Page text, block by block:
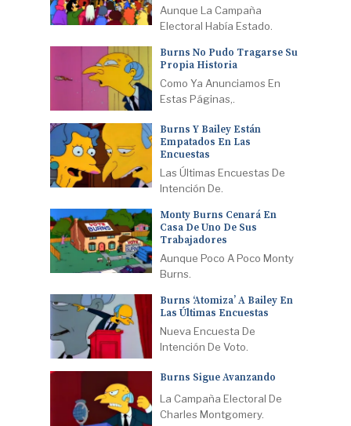
Aunque La Campaña
Electoral Había Estado.
Burns No Pudo Tragarse Su
Propia Historia
Como Ya Anunciamos En
Estas Páginas,.
Burns Y Bailey Están
Empatados En Las
Encuestas
Las Últimas Encuestas De
Intención De.
Monty Burns Cenará En
Casa De Uno De Sus
Trabajadores
Aunque Poco A Poco Monty
Burns.
Burns ‘atomiza’ A Bailey En
Las Últimas Encuestas
Nueva Encuesta De
Intención De Voto.
Burns Sigue Avanzando
La Campaña Electoral De
Charles Montgomery.